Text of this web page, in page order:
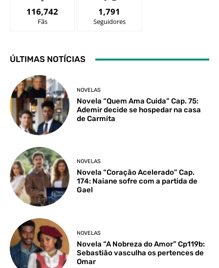
116,742
Fãs
1,791
Seguidores
ÚLTIMAS NOTÍCIAS
NOVELAS
Novela “Quem Ama Cuida” Cap. 75:
Ademir decide se hospedar na casa
de Carmita
NOVELAS
Novela “Coração Acelerado” Cap.
174: Naiane sofre com a partida de
Gael
NOVELAS
Novela “A Nobreza do Amor” Cp119b:
Sebastião vasculha os pertences de
Omar